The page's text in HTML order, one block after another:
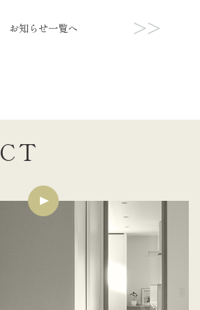
お知らせ一覧へ >>